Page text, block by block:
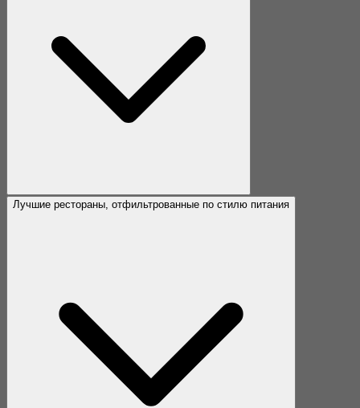
Лучшие рестораны, отфильтрованные по стилю питания